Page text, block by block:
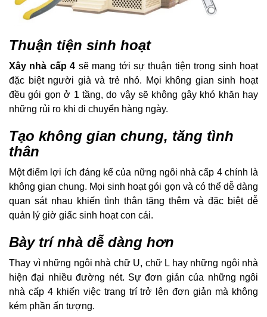
Thuận tiện sinh hoạt
Xây nhà cấp 4 sẽ mang tới sự thuận tiện trong sinh hoạt
đặc biệt người già và trẻ nhỏ. Mọi không gian sinh hoạt
đều gói gọn ở 1 tầng, do vậy sẽ không gây khó khăn hay
những rủi ro khi di chuyển hàng ngày.
Tạo không gian chung, tăng tình
thân
Một điểm lợi ích đáng kể của nững ngôi nhà cấp 4 chính là
không gian chung. Mọi sinh hoạt gói gọn và có thể dễ dàng
quan sát nhau khiến tình thân tăng thêm và đặc biệt dễ
quản lý giờ giấc sinh hoạt con cái.
Bày trí nhà dễ dàng hơn
Thay vì những ngôi nhà chữ U, chữ L hay những ngôi nhà
hiện đại nhiều đường nét. Sự đơn giản của những ngôi
nhà cấp 4 khiến việc trang trí trở lên đơn giản mà không
kém phần ấn tượng.